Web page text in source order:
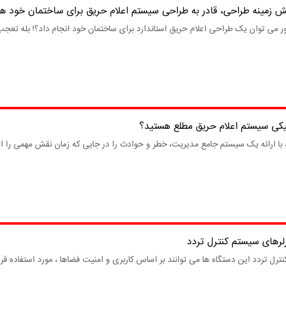
زمینه طراحی، قادر به طراحی سیستم اعلام حریق برای ساختمان خود
می توان یک طراحی اعلام حریق استاندارد برای ساختمان خود انجام داد؟! بله
سیستم اعلام حریق مطلع هستید؟
ارائه یک سیستم جامع مدیریت، خطر و حوادث را در جایی که زمان نقش مهمی را
سیستم کنترل تردد
تردد این دستگاه ها می توانند بر اساس کاربری و امنیت فضاها ، مورد استفاده